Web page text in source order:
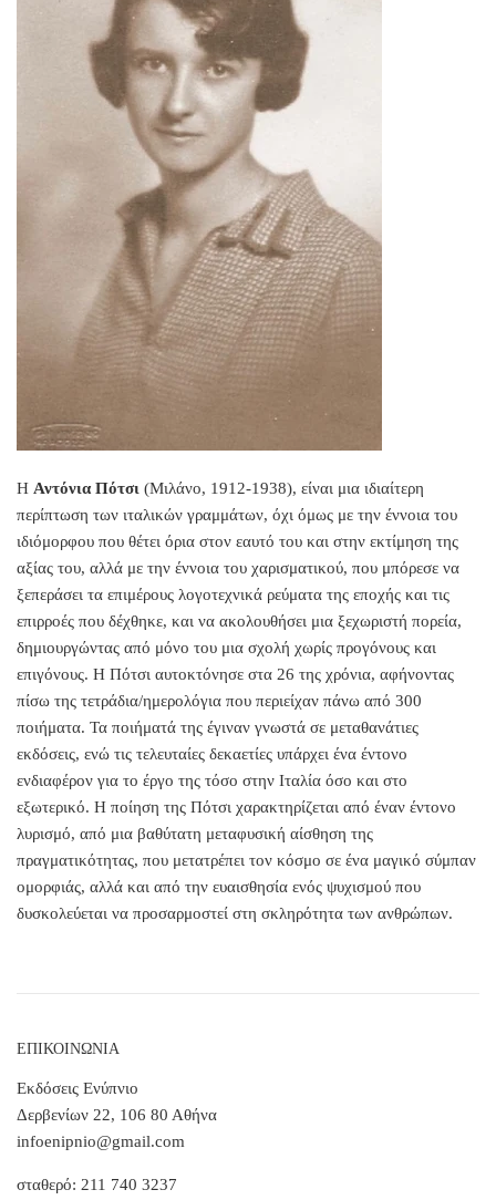
Η Αντόνια Πότσι (Μιλάνο, 1912-1938), είναι μια ιδιαίτερη
περίπτωση των ιταλικών γραμμάτων, όχι όμως με την έννοια του
ιδιόμορφου που θέτει όρια στον εαυτό του και στην εκτίμηση της
αξίας του, αλλά με την έννοια του χαρισματικού, που μπόρεσε να
ξεπεράσει τα επιμέρους λογοτεχνικά ρεύματα της εποχής και τις
επιρροές που δέχθηκε, και να ακολουθήσει μια ξεχωριστή πορεία,
δημιουργώντας από μόνο του μια σχολή χωρίς προγόνους και
επιγόνους. Η Πότσι αυτοκτόνησε στα 26 της χρόνια, αφήνοντας
πίσω της τετράδια/ημερολόγια που περιείχαν πάνω από 300
ποιήματα. Τα ποιήματά της έγιναν γνωστά σε μεταθανάτιες
εκδόσεις, ενώ τις τελευταίες δεκαετίες υπάρχει ένα έντονο
ενδιαφέρον για το έργο της τόσο στην Ιταλία όσο και στο
εξωτερικό. Η ποίηση της Πότσι χαρακτηρίζεται από έναν έντονο
λυρισμό, από μια βαθύτατη μεταφυσική αίσθηση της
πραγματικότητας, που μετατρέπει τον κόσμο σε ένα μαγικό σύμπαν
ομορφιάς, αλλά και από την ευαισθησία ενός ψυχισμού που
δυσκολεύεται να προσαρμοστεί στη σκληρότητα των ανθρώπων.
ΕΠΙΚΟΙΝΩΝΙΑ
Εκδόσεις Ενύπνιο
Δερβενίων 22, 106 80 Αθήνα
infoenipnio@gmail.com
σταθερό: 211 740 3237